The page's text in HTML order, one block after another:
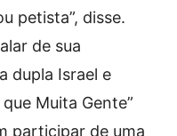
petista”, disse.
de sua
dupla Israel e
Muita Gente”
participar de uma